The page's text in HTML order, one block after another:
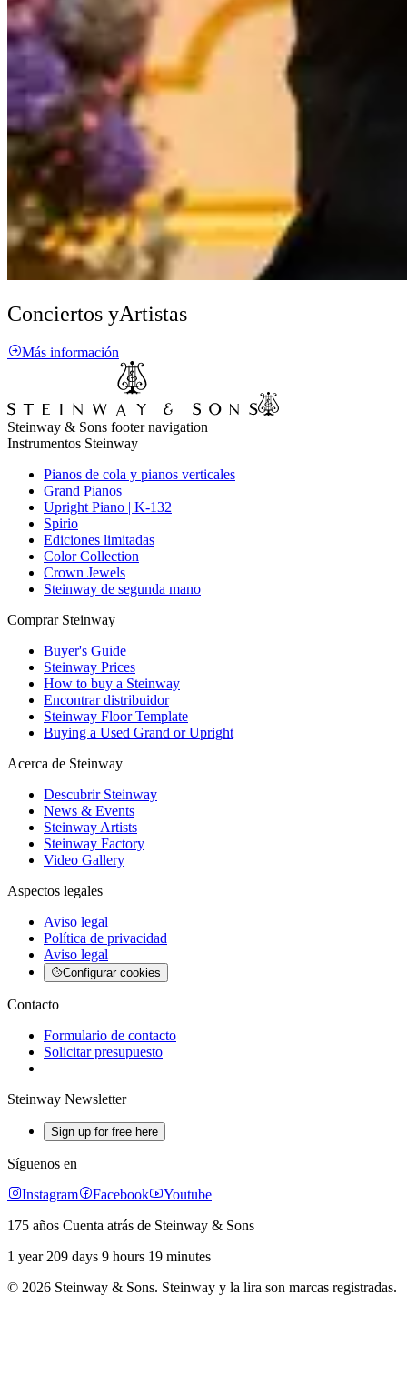
Conciertos yArtistas
Más información
Steinway & Sons footer navigation
Instrumentos Steinway
Pianos de cola y pianos verticales
Grand Pianos
Upright Piano | K-132
Spirio
Ediciones limitadas
Color Collection
Crown Jewels
Steinway de segunda mano
Comprar Steinway
Buyer's Guide
Steinway Prices
How to buy a Steinway
Encontrar distribuidor
Steinway Floor Template
Buying a Used Grand or Upright
Acerca de Steinway
Descubrir Steinway
News & Events
Steinway Artists
Steinway Factory
Video Gallery
Aspectos legales
Aviso legal
Política de privacidad
Aviso legal
Configurar cookies
Contacto
Formulario de contacto
Solicitar presupuesto
Steinway Newsletter
Sign up for free here
Síguenos en
Instagram
Facebook
Youtube
175 años Cuenta atrás de Steinway & Sons
1 year 209 days 9 hours 19 minutes
© 2026 Steinway & Sons. Steinway y la lira son marcas registradas.